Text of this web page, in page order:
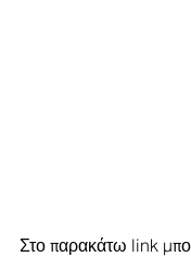
Στο παρακάτω link